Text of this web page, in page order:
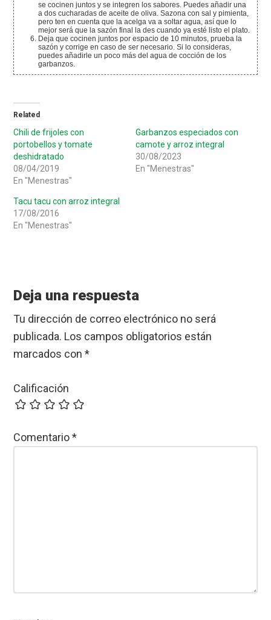
se cocinen juntos y se integren los sabores. Puedes añadir una
a dos cucharadas de aceite de oliva. Sazona con sal y pimienta,
pero ten en cuenta que la acelga va a soltar agua, así que lo
mejor será que la sazón final la des cuando ya esté listo el plato.
Deja que cocinen juntos por espacio de 10 minutos, prueba la
sazón y corrige en caso de ser necesario. Si lo consideras,
puedes añadirle un poco más del agua de cocción de los
garbanzos.
Related
Chili de frijoles con
portobellos y tomate
deshidratado
08/04/2019
En "Menestras"
Garbanzos especiados con
camote y arroz integral
30/08/2023
En "Menestras"
Tacu tacu con arroz integral
17/08/2016
En "Menestras"
Interactions
Deja una respuesta
Tu dirección de correo electrónico no será
publicada. Los campos obligatorios están
marcados con*
Calificación
Comentario*